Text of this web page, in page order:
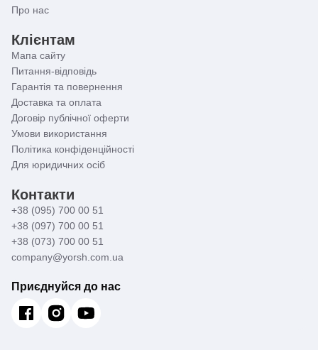
Про нас
Клієнтам
Мапа сайту
Питання-відповідь
Гарантія та повернення
Доставка та оплата
Договір публічної оферти
Умови використання
Політика конфіденційності
Для юридичних осіб
Контакти
+38 (095) 700 00 51
+38 (097) 700 00 51
+38 (073) 700 00 51
company@yorsh.com.ua
Приєднуйся до нас